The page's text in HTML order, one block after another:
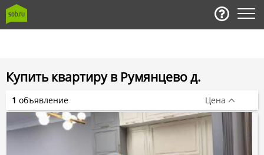
Купить квартиру в Румянцево д.
1 объявление Цена